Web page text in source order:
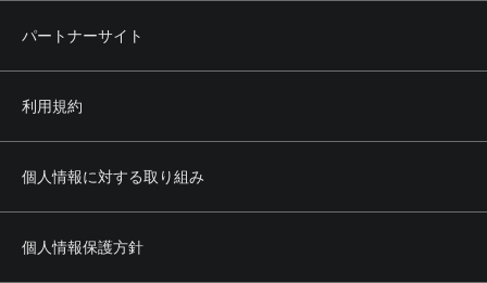
パートナーサイト
利用規約
個人情報に対する取り組み
個人情報保護方針